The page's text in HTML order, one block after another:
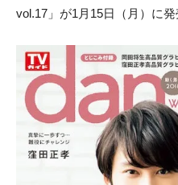
vol.17」が1月15日（月）に